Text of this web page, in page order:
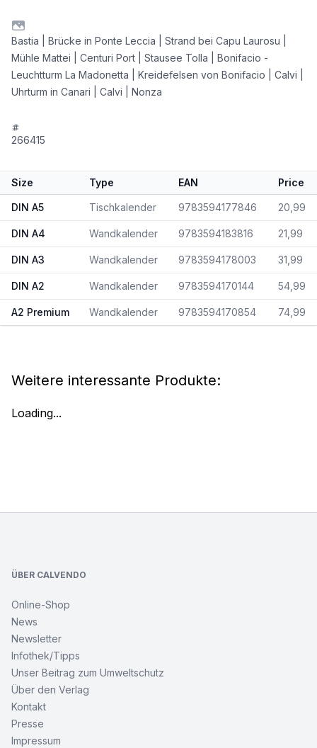
Bastia | Brücke in Ponte Leccia | Strand bei Capu Laurosu |
Mühle Mattei | Centuri Port | Stausee Tolla | Bonifacio -
Leuchtturm La Madonetta | Kreidefelsen von Bonifacio | Calvi |
Uhrturm in Canari | Calvi | Nonza
266415
Size Type EAN Price
DIN A5 Tischkalender 9783594177846 20,99
DIN A4 Wandkalender 9783594183816 21,99
DIN A3 Wandkalender 9783594178003 31,99
DIN A2 Wandkalender 9783594170144 54,99
A2 Premium Wandkalender 9783594170854 74,99
Weitere interessante Produkte:
Loading...
ÜBER CALVENDO
Online-Shop
News
Newsletter
Infothek/Tipps
Unser Beitrag zum Umweltschutz
Über den Verlag
Kontakt
Presse
Impressum